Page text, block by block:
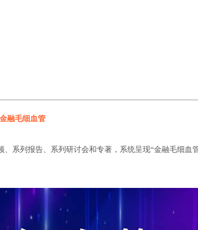
融毛细血管
系列报告、系列研讨会和专著，系统呈现“金融毛细血